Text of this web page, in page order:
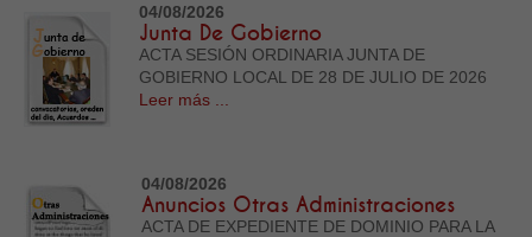
04/08/2026
Junta De Gobierno
ACTA SESIÓN ORDINARIA JUNTA DE
GOBIERNO LOCAL DE 28 DE JULIO DE 2026
Leer más ...
04/08/2026
Anuncios Otras Administraciones
ACTA DE EXPEDIENTE DE DOMINIO PARA LA